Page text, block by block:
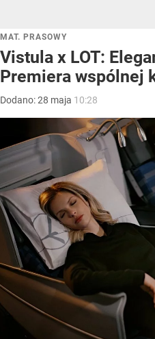
MAT. PRASOWY
Vistula x LOT:
Premiera wspólnej
Dodano:28 maja 10:28